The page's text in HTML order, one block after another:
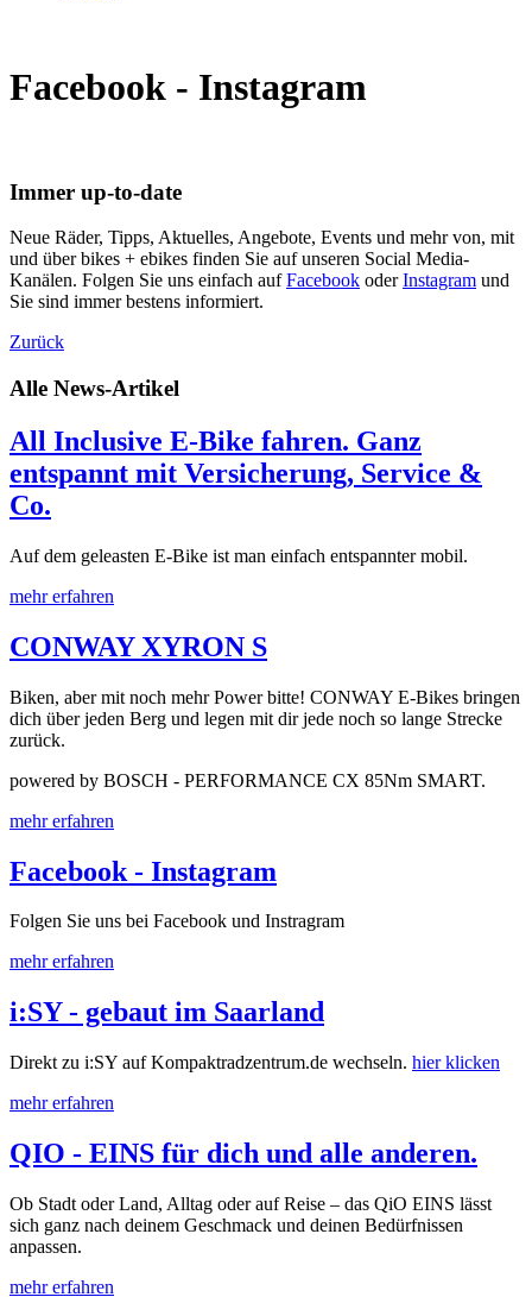
Facebook - Instagram
Immer up-to-date
Neue Räder, Tipps, Aktuelles, Angebote, Events und mehr von, mit
und über bikes + ebikes finden Sie auf unseren Social Media-
Kanälen. Folgen Sie uns einfach aufFacebook oderInstagram und
Sie sind immer bestens informiert.
Zurück
Alle News-Artikel
All Inclusive E-Bike fahren. Ganz
entspannt mit Versicherung, Service &
Co.
Auf dem geleasten E-Bike ist man einfach entspannter mobil.
mehr erfahren
CONWAY XYRON S
Biken, aber mit noch mehr Power bitte! CONWAY E-Bikes bringen
dich über jeden Berg und legen mit dir jede noch so lange Strecke
zurück.
powered by BOSCH - PERFORMANCE CX 85Nm SMART.
mehr erfahren
Facebook - Instagram
Folgen Sie uns bei Facebook und Instragram
mehr erfahren
i:SY - gebaut im Saarland
Direkt zu i:SY auf Kompaktradzentrum.de wechseln. hier klicken
mehr erfahren
QIO - EINS für dich und alle anderen.
Ob Stadt oder Land, Alltag oder auf Reise – das QiO EINS lässt
sich ganz nach deinem Geschmack und deinen Bedürfnissen
anpassen.
mehr erfahren